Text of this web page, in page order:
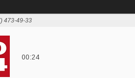
473-49-33
00:24